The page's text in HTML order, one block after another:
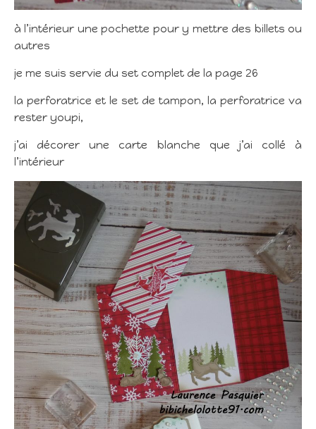
à l’intérieur une pochette pour y mettre des billets ou
autres
je me suis servie du set complet de la page 26
la perforatrice et le set de tampon, la perforatrice va
rester youpi,
j’ai décorer une carte blanche que j’ai collé à
l’intérieur